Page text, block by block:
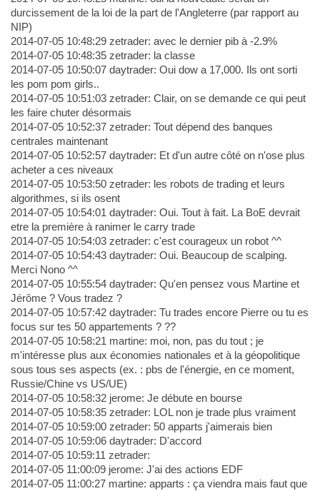
durcissement de la loi de la part de l'Angleterre (par rapport au
NIP)
2014-07-05 10:48:29 zetrader: avec le dernier pib à -2.9%
2014-07-05 10:48:35 zetrader: la classe
2014-07-05 10:50:07 daytrader: Oui dow a 17,000. Ils ont sorti
les pom pom girls..
2014-07-05 10:51:03 zetrader: Clair, on se demande ce qui peut
les faire chuter désormais
2014-07-05 10:52:37 zetrader: Tout dépend des banques
centrales maintenant
2014-07-05 10:52:57 daytrader: Et d'un autre côté on n'ose plus
acheter a ces niveaux
2014-07-05 10:53:50 zetrader: les robots de trading et leurs
algorithmes, si ils osent
2014-07-05 10:54:01 daytrader: Oui. Tout à fait. La BoE devrait
etre la première à ranimer le carry trade
2014-07-05 10:54:03 zetrader: c'est courageux un robot ^^
2014-07-05 10:54:43 daytrader: Oui. Beaucoup de scalping.
Merci Nono ^^
2014-07-05 10:55:54 daytrader: Qu'en pensez vous Martine et
Jérôme ? Vous tradez ?
2014-07-05 10:57:42 daytrader: Tu trades encore Pierre ou tu es
focus sur tes 50 appartements ? ??
2014-07-05 10:58:21 martine: moi, non, pas du tout ; je
m'intéresse plus aux économies nationales et à la géopolitique
sous tous ses aspects (ex. : pbs de l'énergie, en ce moment,
Russie/Chine vs US/UE)
2014-07-05 10:58:32 jerome: Je débute en bourse
2014-07-05 10:58:35 zetrader: LOL non je trade plus vraiment
2014-07-05 10:59:00 zetrader: 50 apparts j'aimerais bien
2014-07-05 10:59:06 daytrader: D'accord
2014-07-05 10:59:11 zetrader:
2014-07-05 11:00:09 jerome: J'ai des actions EDF
2014-07-05 11:00:27 martine: apparts : ça viendra mais faut que